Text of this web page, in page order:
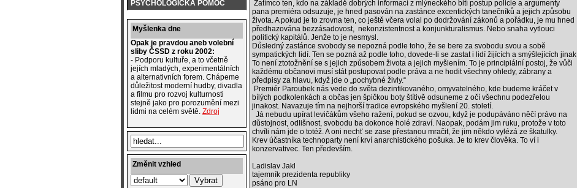
PSYCHOLOGICKÁ POMOC
Myšlenka dne
Opak je pravdou aneb volební
sliby ČSSD z roku 2002:
- Podporu kultuře, a to včetně
jejích mladých, experimentálních
a alternativních forem. Chápeme
důležitost moderní hudby, divadla
a filmu pro rozvoj kulturnosti
stejně jako pro porozumění mezi
lidmi na celém světě. Zdroj
Změnit vzhled
Zatímco ten, kdo na základě dobrých informací z mlýneckého bití postup policie a argumenty
pana premiéra odsuzuje, je hned pasován na zastánce excentických tanečníků a jejich způsobu
života. A pokud je to zrovna ten, co ještě včera volal po dodržování zákonů a pořádku, je mu hned
předhazována bezzásadovost, nekonzistentnost a konjunkturalismus. Nebo snaha vytlouci
politický kapitálů. Jenže to je nesmysl.
Důsledný zastánce svobody se nepozná podle toho, že se bere za svobodu svou a sobě
sympatických lidí. Ten se pozná až podle toho, dovede-li se zastat i lidí žijících a smýšlejících jinak.
To není ztotožnění se s jejich způsobem života a jejich myšlením. To je principiální postoj, že vůči
každému občanovi musí stát postupovat podle práva a ne hodit všechny ohledy, zábrany a
předpisy za hlavu, když jde o „pochybné živly.“
Premiér Paroubek nás vede do světa dezinfikovaného, omyvatelného, kde budeme kráčet v
bílých podkolenkách a občas jen špičkou boty štítivě odsuneme z očí všechnu podezřelou
jinakost. Navazuje tím na nejhorší tradice evropského myšlení 20. století.
Já nebudu upírat levičákům všeho ražení, pokud se ozvou, když je podupáváno něčí právo na
důstojnost, odlišnost, svobodu ba dokonce holé zdraví. Naopak, podám jim ruku, protože v toto
chvíli nám jde o totéž. A oni nechť se zase přestanou mračit, že jim někdo vylézá ze škatulky.
Krev účastníka technoparty není krví anarchistického pošuka. Je to krev člověka. To ví i
konzervativec. Ten především.
Ladislav Jakl
tajemník prezidenta republiky
psáno pro LN